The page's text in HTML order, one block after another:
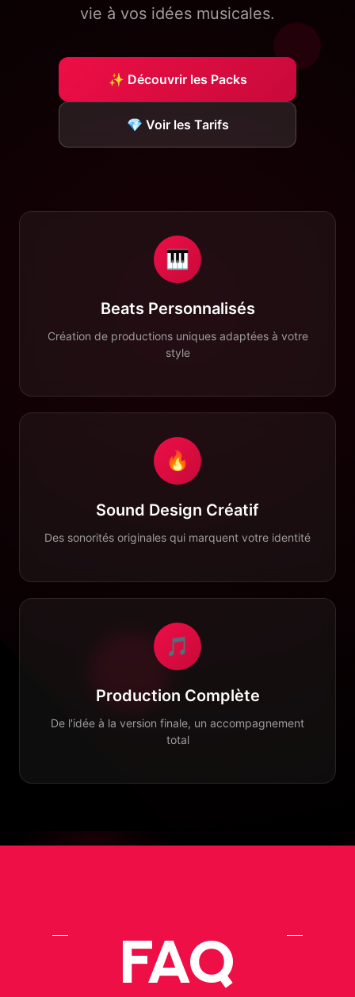
vie à vos idées musicales.
✨ Découvrir les Packs
💎 Voir les Tarifs
🎹
Beats Personnalisés
Création de productions uniques adaptées à votre
style
🔥
Sound Design Créatif
Des sonorités originales qui marquent votre identité
🎵
Production Complète
De l'idée à la version finale, un accompagnement
total
FAQ